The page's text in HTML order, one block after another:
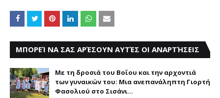
ΜΠΟΡΕΊ ΝΑ ΣΑΣ ΑΡΈΣΟΥΝ ΑΥΤΈΣ ΟΙ ΑΝΑΡΤΉΣΕΙΣ
Με τη δροσιά του Βοΐου και την αρχοντιά
των γυναικών του: Μια ανεπανάληπτη Γιορτή
Φασολιού στο Σισάνι...